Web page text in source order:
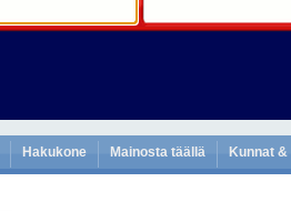
Hakukone Mainosta täällä Kunnat